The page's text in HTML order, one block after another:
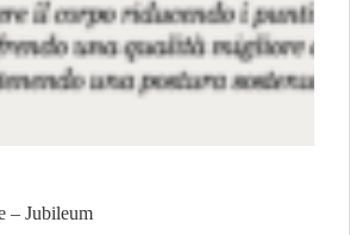
– Jubileum